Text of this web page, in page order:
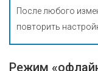
После любого
повторить
Режим